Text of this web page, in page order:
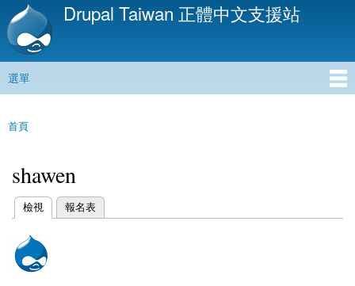
移
內
Drupal Taiwan 正體中文支援站
主選單
選單
您在這裡
首頁
shawen
主要索引標籤
檢視
(作用中頁籤) 報名表